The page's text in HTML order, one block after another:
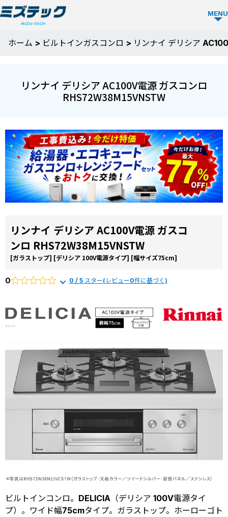
MENU
ガス
TOP
テッ
クの
強み
選ば
理由
施工
お役
コラ
ム
よく
質問
ホーム > ビルトインガスコンロ > リンナイ デリシア
リンナイ デリシア AC100V電源 ガスコンロ
RHS72W38M15VNSTW
リンナイ デリシア AC100V電源 ガスコ
ンロ RHS72W38M15VNSTW
[ガラストップ] [デリシア 100V電源タイプ] [幅サイズ75cm]
0 0 / 5 スター(レビュー0件に基づく)
ビルトインコンロ。DELICIA（デリシア 100V電源タイ
プ）。ワイド幅75cmタイプ。ガラストップ。ホーローゴト